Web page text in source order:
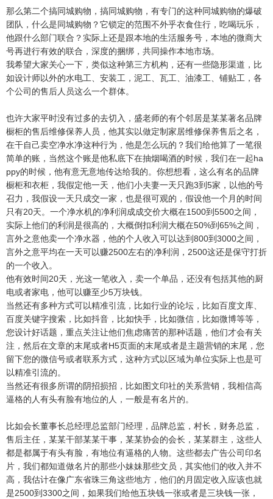
那么第二个搞同城购物，搞同城购物，有专门的这种同城购物的爆破
团队，什么是同城购物？它锁定的范围不外乎衣食住行，吃喝玩乐，
他跟什么部门联合？实际上还是跟本地的生活服务号，本地的微商大
号再进行有效的联合，深度的捆绑，共同操作本地市场。
我希望大家关心一下，类似这种第三方机构，还有一些隐形渠道，比
如设计师以外的水电工、安装工，泥工、瓦工、油漆工、铺贴工，各
个公司的售后人员这么一个群体。
也许大家平时没有过多的去切入，盛老师的有个邻居是某某著名品牌
橱柜的售后维修保养人员，他其实以做定制家居维修保养售后之名，
在干自己卖空净水净这种行为，他是怎么玩的？我们给他算了一笔很
简单的账，当然这个账是他私底下在抽烟喝酒的时候，我们在一起ha
ppy的时候，他有意无意地传达给我的。你想想看，这么有名的品牌
橱柜和衣柜，我假定他一天，他们小夫妻一天只跑3到5家，以他的号
召力，我假设一天只成交一家，也是很可观的，假设他一个月的时间
只有20天。一个净水机的净利润成成交价大概在1500到5500之间，
实际上他们的利润是很高的，大概倒扣利润大概在50%到65%之间，
言外之意他卖一个净水器，他的个人收入可以达到800到3000之间，
言外之意平均在一天可以赚2500左右的净利润，2500这还是保守打折
的一个收入。
他有效时间20天，光这一笔收入，卖一个单品，还没有包括其他的厨
电或者家电，他可以赚至少5万块钱。
当然还有多种方式可以精准引流，比如行业的论坛，比如百度文库、
百度关键字搜索，比如抖音，比如快手，比如微信，比如微博等等，
您设计好话题，重点关注让他们焦虑痛苦的那种话题，他们才会有关
注，然后在文章的末尾或者H5页面的末尾或者是主题营销的末尾，您
留下您的微信号或者联系方式，这种方式以区域为单位实际上也是可
以精准引流的。
当然还有很多所谓的阴招损招，比如图文印社的关系营销，我相信高
逼格的人有头有脸有地位的人，一般是有名片的。
比如会长董事长总经理总监部门经理，品牌总监，村长，财务总监，
售后主任，某某干部某某干事，某某协会的会长，某某群主，这些人
都是都属于有头有脸，有地位有逼格的人物。这些都去广告公司印名
片，我们都知道做名片的那些小妹妹那些文员，其实他们的收入并不
高，我估计在像广东省珠三角这些地方，他们的月固定收入应该也就
是2500到3300之间，如果我们给他五块钱一张或者是三块钱一张，